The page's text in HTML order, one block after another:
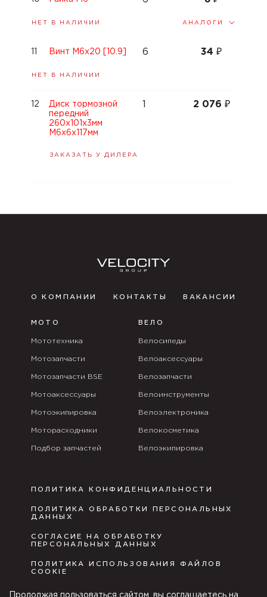
НЕТ В НАЛИЧИИ АНАЛОГИ
Винт М6x20 [10.9] 6 34₽
НЕТ В НАЛИЧИИ
Диск тормозной
передний
260x101х3мм
М6х6х117мм
2 076 ₽
ЗАКАЗАТЬ У ДИЛЕРА
12
О КОМПАНИИ КОНТАКТЫ ВАКАНСИИ
МОТО
Мототехника
Мотозапчасти
Мотозапчасти BSE
Мотоаксессуары
Мотоэкипировка
Моторасходники
Подбор запчастей
ВЕЛО
Велосипеды
Велоаксессуары
Велозапчасти
Велоинструменты
Велоэлектроника
Велокосметика
Велоэкипировка
ПОЛИТИКА КОНФИДЕНЦИАЛЬНОСТИ
ПОЛИТИКА ОБРАБОТКИ ПЕРСОНАЛЬНЫХ
ДАННЫХ
СОГЛАСИЕ НА ОБРАБОТКУ
ПЕРСОНАЛЬНЫХ ДАННЫХ
ПОЛИТИКА ИСПОЛЬЗОВАНИЯ ФАЙЛОВ
COOKIE
ПУБЛИЧНАЯ ОФЕРТА
Продолжая пользоваться сайтом, вы соглашаетесь на